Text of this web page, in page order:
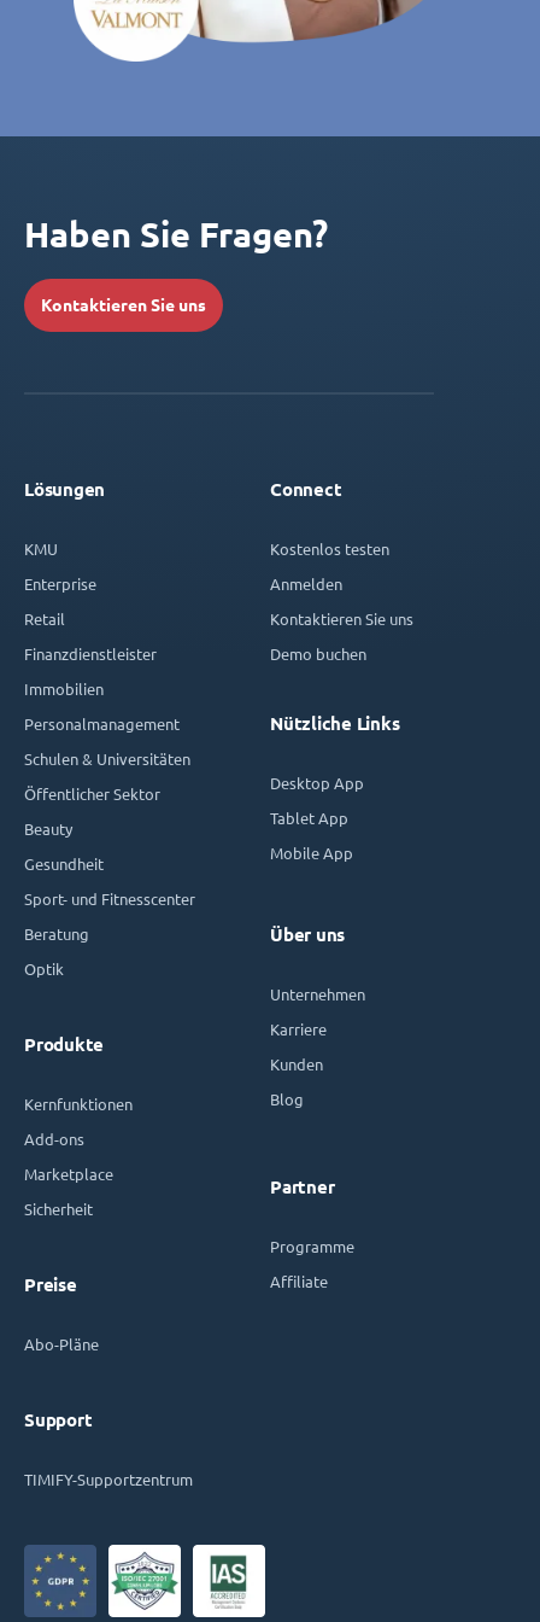
Haben Sie Fragen?
Kontaktieren Sie uns
Lösungen
KMU
Enterprise
Retail
Finanzdienstleister
Immobilien
Personalmanagement
Schulen & Universitäten
Öffentlicher Sektor
Beauty
Gesundheit
Sport- und Fitnesscenter
Beratung
Optik
Produkte
Kernfunktionen
Add-ons
Marketplace
Sicherheit
Preise
Abo-Pläne
Support
TIMIFY-Supportzentrum
Connect
Kostenlos testen
Anmelden
Kontaktieren Sie uns
Demo buchen
Nützliche Links
Desktop App
Tablet App
Mobile App
Über uns
Unternehmen
Karriere
Kunden
Blog
Partner
Programme
Affiliate